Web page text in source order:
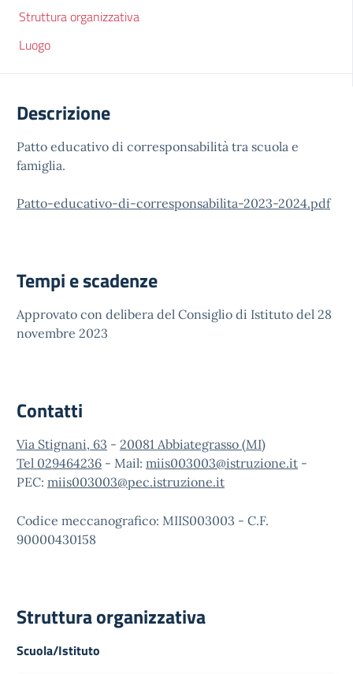
Struttura organizzativa
Luogo
Descrizione
Patto educativo di corresponsabilità tra scuola e
famiglia.
Patto-educativo-di-corresponsabilita-2023-2024.pdf
Tempi e scadenze
Approvato con delibera del Consiglio di Istituto del 28
novembre 2023
Contatti
Via Stignani, 63 - 20081 Abbiategrasso (MI)
Tel 029464236 - Mail: miis003003@istruzione.it -
PEC: miis003003@pec.istruzione.it
Codice meccanografico: MIIS003003 - C.F.
90000430158
Struttura organizzativa
Scuola/Istituto